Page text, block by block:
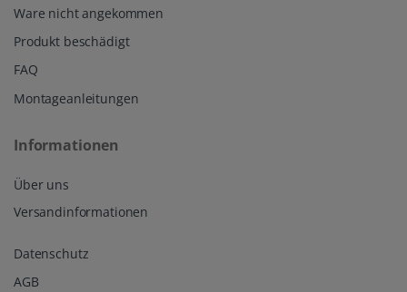
Ware nicht angekommen
Produkt beschädigt
FAQ
Montageanleitungen
Informationen
Über uns
Versandinformationen
Datenschutz
AGB